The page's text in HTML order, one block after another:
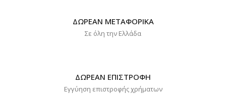
ΔΩΡΕΑΝ ΜΕΤΑΦΟΡΙΚΑ
Σε όλη την Ελλάδα
ΔΩΡΕΑΝ ΕΠΙΣΤΡΟΦΗ
Εγγύηση επιστροφής χρήματων